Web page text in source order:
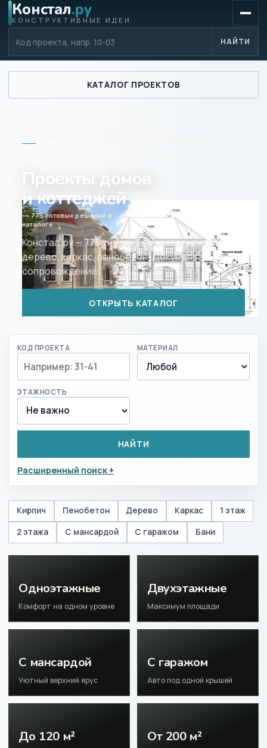
Констал.ру
КОНСТРУКТИВНЫЕ ИДЕИ
НАЙТИ
КАТАЛОГ ПРОЕКТОВ
Проекты домов
и коттеджей
— 775 готовых решений в
каталоге
Констал.ру —775типовых проектов: кирпич,
дерево, каркас, пенобетон. Документация и
сопровождение.
ОТКРЫТЬ КАТАЛОГ
КОД ПРОЕКТА МАТЕРИАЛ
ЭТАЖНОСТЬ
НАЙТИ
Расширенный поиск
Кирпич Пенобетон Дерево Каркас
1 этаж
2 этажа
С мансардой С гаражом Бани
Одноэтажные
Комфорт на одном уровне
Двухэтажные
Максимум площади
С мансардой
Уютный верхний ярус
С гаражом
Авто под одной крышей
До 120 м² От 200 м²